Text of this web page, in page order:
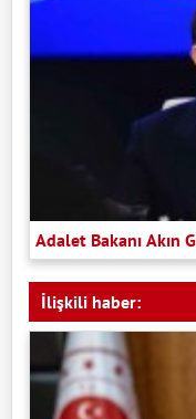
Adalet Bakanı Akın
İlişkili haber: